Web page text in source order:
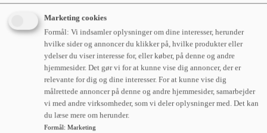
Lageroptimering
Læs om hvordan vores erfarne specialister kan hjælpe
dig med at optimere dit lager.
Reolløsninger
Læs om hvordan vi kan hjælpe dig med at få mest ud af
dit lager.
Marketing cookies
Formål: Vi indsamler oplysninger om dine interesser, herunder
hvilke sider og annoncer du klikker på, hvilke produkter eller
ydelser du viser interesse for, eller køber, på denne og andre
hjemmesider. Det gør vi for at kunne vise dig annoncer, der er
relevante for dig og dine interesser. For at kunne vise dig
målrettede annoncer på denne og andre hjemmesider, samarbejder
vi med andre virksomheder, som vi deler oplysninger med. Det kan
du læse mere om herunder.
Formål: Marketing